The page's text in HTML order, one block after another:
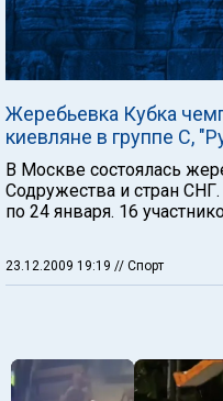
Жеребьевка Кубка
киевляне в группе С,
В Москве состоялась
Содружества и стран
по 24 января. 16
23.12.2009 19:19 // Спорт